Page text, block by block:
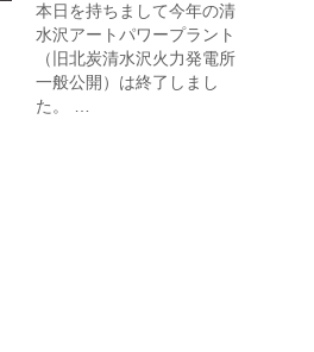
本日を持ちまして今年の清
水沢アートパワープラント
（旧北炭清水沢火力発電所
一般公開）は終了しまし
た。 …